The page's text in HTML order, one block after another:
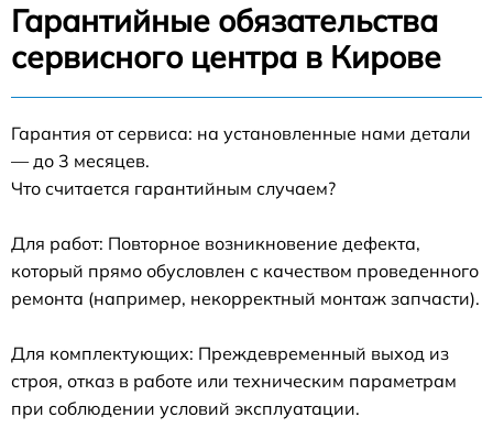
Гарантийные обязательства
сервисного центра в Кирове
Гарантия от сервиса: на установленные нами детали
— до 3 месяцев.
Что считается гарантийным случаем?
Для работ: Повторное возникновение дефекта,
который прямо обусловлен с качеством проведенного
ремонта (например, некорректный монтаж запчасти).
Для комплектующих: Преждевременный выход из
строя, отказ в работе или техническим параметрам
при соблюдении условий эксплуатации.